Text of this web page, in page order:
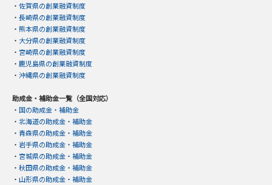
・ 佐賀県の創業融資制度
・ 長崎県の創業融資制度
・ 熊本県の創業融資制度
・ 大分県の創業融資制度
・ 宮崎県の創業融資制度
・ 鹿児島県の創業融資制度
・ 沖縄県の創業融資制度
助成金・補助金一覧（全国対応）
・ 国の助成金・補助金
・ 北海道の助成金・補助金
・ 青森県の助成金・補助金
・ 岩手県の助成金・補助金
・ 宮城県の助成金・補助金
・ 秋田県の助成金・補助金
・ 山形県の助成金・補助金